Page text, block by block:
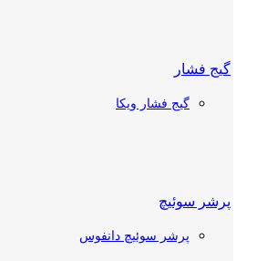
چک ولو
گیج فشار
گیج فشار ویکا
پرشر سوئیچ
پرشر سوئیچ دانفوس